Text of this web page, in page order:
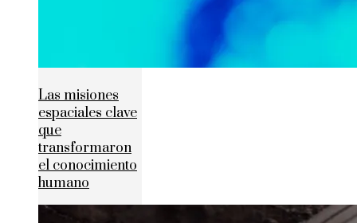
Las misiones
espaciales clave
que
transformaron
el conocimiento
humano